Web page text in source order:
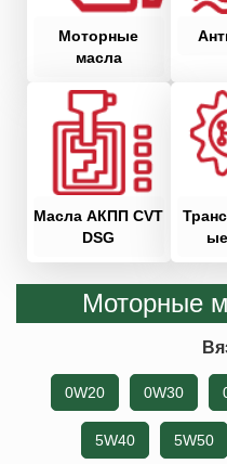
Моторные
масла
Масла АКПП CVT
DSG
Моторные
0W20 0W30
5W40 5W50